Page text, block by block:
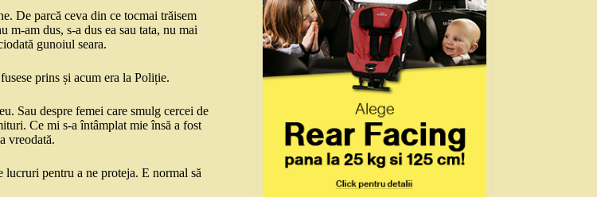
De parcă ceva din ce tocmai trăisem
m-am dus, s-a dus ea sau tata, nu mai
gunoiul seara.
prins și acum era la Poliție.
Sau despre femei care smulg cercei de
Ce mi s-a întâmplat mie însă a fost
vreodată.
pentru a ne proteja. E normal să